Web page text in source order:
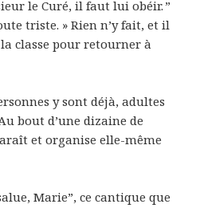
le Curé, il faut lui obéir. ”
triste. » Rien n’y fait, et il
classe pour retourner à
y sont déjà, adultes
bout d’une dizaine de
et organise elle-même
Marie”, ce cantique que